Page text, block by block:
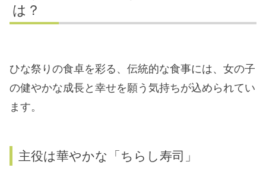
は？
ひな祭りの食卓を彩る、伝統的な食事には、女の子
の健やかな成長と幸せを願う気持ちが込められてい
ます。
主役は華やかな「ちらし寿司」